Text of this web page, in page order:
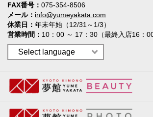
FAX番号
075-354-8506
メール
info@yumeyakata.com
休業日
年末年始（12/31～1/3）
営業時間
10：00 ～ 17：30（最終入店16：00